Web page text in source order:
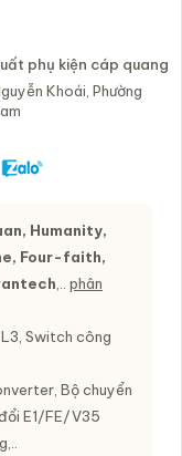
phụ kiện cáp quang
Khoái, Phường
Humanity,
Four-faith,
phân
Switch công
Bộ chuyển
E1/FE/V35